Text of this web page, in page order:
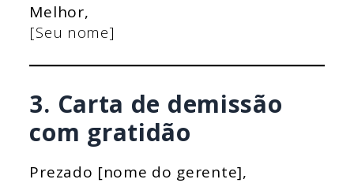
Melhor,
[Seu nome]
3. Carta de demissão
com gratidão
Prezado [nome do gerente],